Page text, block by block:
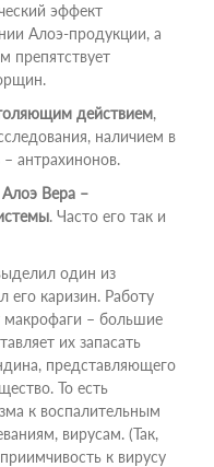
эффект
Алоэ-продукции, а
препятствует
действием,
наличием в
антрахинонов.
Алоэ Вера –
. Часто его так и
один из
его каризин. Работу
– большие
их запасать
представляющего
То есть
к воспалительным
вирусам. (Так,
к вирусу